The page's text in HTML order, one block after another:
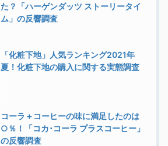
た？「ハーゲンダッツ ストーリータイ
ム」の反響調査
「化粧下地」人気ランキング2021年
夏！化粧下地の購入に関する実態調査
コーラ＋コーヒーの味に満足したのは
○％！「コカ･コーラ プラスコーヒー」
の反響調査